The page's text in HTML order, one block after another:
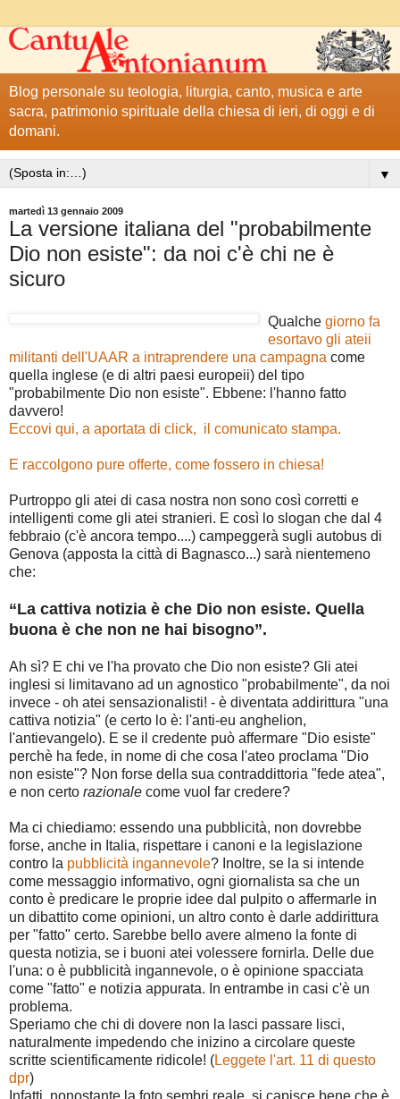
Blog personale su teologia, liturgia, canto, musica e arte
sacra, patrimonio spirituale della chiesa di ieri, di oggi e di
domani.
▼
martedì 13 gennaio 2009
La versione italiana del "probabilmente
Dio non esiste": da noi c'è chi ne è
sicuro
Qualche giorno fa
esortavo gli ateii
militanti dell'UAAR a intraprendere una campagna come
quella inglese (e di altri paesi europeii) del tipo
"probabilmente Dio non esiste". Ebbene: l'hanno fatto
davvero!
Eccovi qui, a aportata di click, il comunicato stampa.
E raccolgono pure offerte, come fossero in chiesa!
Purtroppo gli atei di casa nostra non sono così corretti e
intelligenti come gli atei stranieri. E così lo slogan che dal 4
febbraio (c'è ancora tempo....) campeggerà sugli autobus di
Genova (apposta la città di Bagnasco...) sarà nientemeno
che:
“La cattiva notizia è che Dio non esiste. Quella
buona è che non ne hai bisogno”.
Ah sì? E chi ve l'ha provato che Dio non esiste? Gli atei
inglesi si limitavano ad un agnostico "probabilmente", da noi
invece - oh atei sensazionalisti! - è diventata addirittura "una
cattiva notizia" (e certo lo è: l'anti-eu anghelion,
l'antievangelo). E se il credente può affermare "Dio esiste"
perchè ha fede, in nome di che cosa l'ateo proclama "Dio
non esiste"? Non forse della sua contraddittoria "fede atea",
e non certo razionale come vuol far credere?
Ma ci chiediamo: essendo una pubblicità, non dovrebbe
forse, anche in Italia, rispettare i canoni e la legislazione
contro la pubblicità ingannevole? Inoltre, se la si intende
come messaggio informativo, ogni giornalista sa che un
conto è predicare le proprie idee dal pulpito o affermarle in
un dibattito come opinioni, un altro conto è darle addirittura
per "fatto" certo. Sarebbe bello avere almeno la fonte di
questa notizia, se i buoni atei volessere fornirla. Delle due
l'una: o è pubblicità ingannevole, o è opinione spacciata
come "fatto" e notizia appurata. In entrambe in casi c'è un
problema.
Speriamo che chi di dovere non la lasci passare lisci,
naturalmente impedendo che inizino a circolare queste
scritte scientificamente ridicole! (Leggete l'art. 11 di questo
dpr)
Infatti, nonostante la foto sembri reale, si capisce bene che è